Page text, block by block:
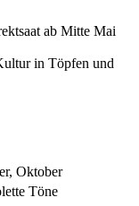
ab Mitte Mai
in Töpfen und
Oktober
Töne